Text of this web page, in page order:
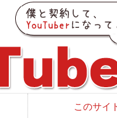
このサイ